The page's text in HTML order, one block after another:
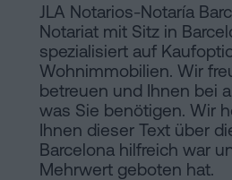
JLA Notarios-Notaría
Notariat mit Sitz in
spezialisiert auf
Wohnimmobilien. Wir
betreuen und Ihnen bei
was Sie benötigen. Wir
Ihnen dieser Text über
Barcelona hilfreich war
Mehrwert geboten hat.